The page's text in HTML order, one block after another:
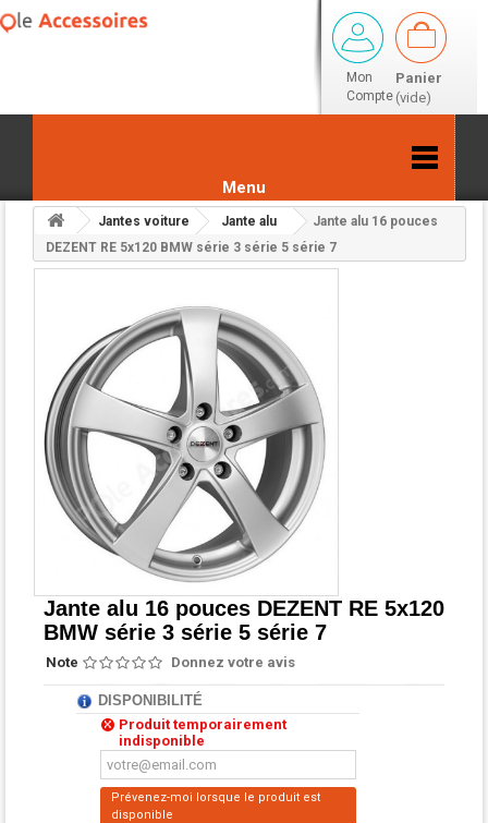
Mon
Compte
Panier
(vide)
Menu
Jantes voiture Jante alu
Jante alu 16 pouces
DEZENT RE 5x120 BMW série 3 série 5 série 7Retour aux résultats
Jante alu 16 pouces DEZENT RE 5x120
BMW série 3 série 5 série 7
Note Donnez votre avis
DISPONIBILITÉ
Produit temporairement
indisponible
Prévenez-moi lorsque le produit est
disponible